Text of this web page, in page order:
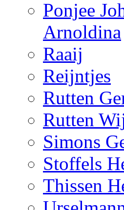
Ponjee
Arnoldina
Raaij
Reijntjes
Rutten
Rutten
Simons
Stoffels
Thissen